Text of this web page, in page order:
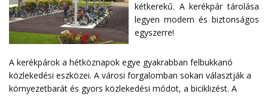
kétkerekű. A kerékpár tárolása
legyen modern és biztonságos
egyszerre!
A kerékpárok a hétköznapok egye gyakrabban felbukkanó
közlekedési eszközei. A városi forgalomban sokan választják a
környezetbarát és gyors közlekedési módot, a biciklizést. A